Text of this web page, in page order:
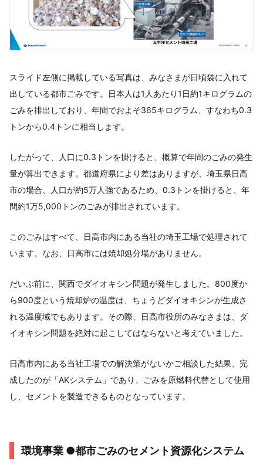
スライド左側に掲載している写真は、みなさまが日頃袋に入れて
出している都市ごみです。日本人は1人あたり1日約1キログラムの
ごみを排出しており、年間でおよそ365キログラム、すなわち0.3
トンから0.4トンに相当します。
したがって、人口に0.3トンを掛けると、概算で年間のごみの発生
量が算出できます。都道府県により差はありますが、埼玉県日高
市の場合、人口が約5万人強であるため、0.3トンを掛けると、年
間約1万5,000トンのごみが排出されています。
このごみはすべて、日高市内にある当社の埼玉工場で処理されて
います。なお、日高市には焼却処分場がありません。
だいぶ前に、関西でダイオキシン問題が発生しました。800度か
ら900度という焼却炉の温度は、ちょうどダイオキシンが生成さ
れる温度域でもあります。その際、日高市役所のみなさまは、ダ
イオキシン問題を絶対に起こしてはならないと考えていました。
日高市内にある当社工場での解決策がないかご相談した結果、完
成したのが「AKシステム」であり、ごみを原燃料代替として使用
し、セメントを製造できるものとなっています。
環境事業 ●都市ごみのセメント資源化システム